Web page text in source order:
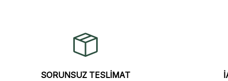
Ürün resmi kalitesiz, bozuk veya görüntülenemiyor.
Ürün açıklamasında eksik bilgiler bulunuyor.
Ürün bilgilerinde hatalar bulunuyor.
Murat Duman | 17/03/2026
bulunmuyor, spesifik olarak "kavela" terimini aratarak bulunabilir.
SORUNSUZ TESLİMAT